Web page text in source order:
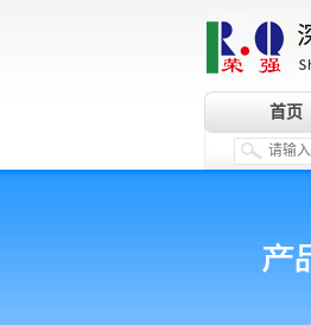
首页